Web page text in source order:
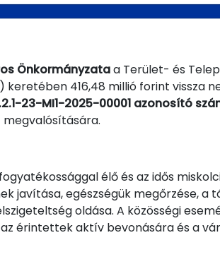
Önkormányzataa Terület- és
keretében 416,48 millió forint
23-MI1-2025-00001 azonosító
élő és az idős
javítása, egészségük megőrzése, a
oldása. A közösségi
érintettek aktív bevonására és a